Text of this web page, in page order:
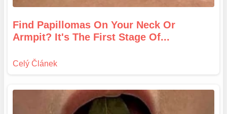
Find Papillomas On Your Neck Or
Armpit? It's The First Stage Of...